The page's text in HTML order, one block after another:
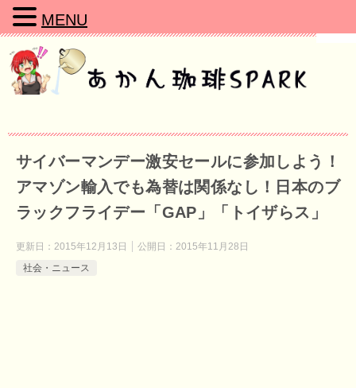
サイバーマンデー激安セールに参加しよう！
アマゾン輸入でも為替は関係なし！日本のブ
ラックフライデー「GAP」「トイザらス」
更新日： 2015年12月13日 公開日： 2015年11月28日
社会・ニュース
MENU